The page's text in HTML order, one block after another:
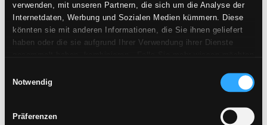
verwenden, mit unseren Partnern, die sich um die Analyse der
Internetdaten, Werbung und Sozialen Medien kümmern. Diese
könnten sie mit anderen Informationen, die Sie ihnen geliefert
haben oder die sie aufgrund Ihrer Verwendung ihrer Dienste
hier klicken
. Die Zustimmung kann durch Klicken auf die
Schaltfläche „Cookies akzeptieren“ gegeben werden. Falls Sie
Zustimmung mit der Schaltfläche „Ablehnen“ verweigern.
Notwendig
Präferenzen
Dieschwarze Feinsteinzeugfliesebildet den perfekten
Hintergrund für jede Art von Dekoration und verhält sich
Räumen nicht nur ein besonderes Flair, sondern
vermittelt auch eine gewisse Originalität und eignet sich
für alle, die das Gewöhnliche und Ungewöhnliche suchen.